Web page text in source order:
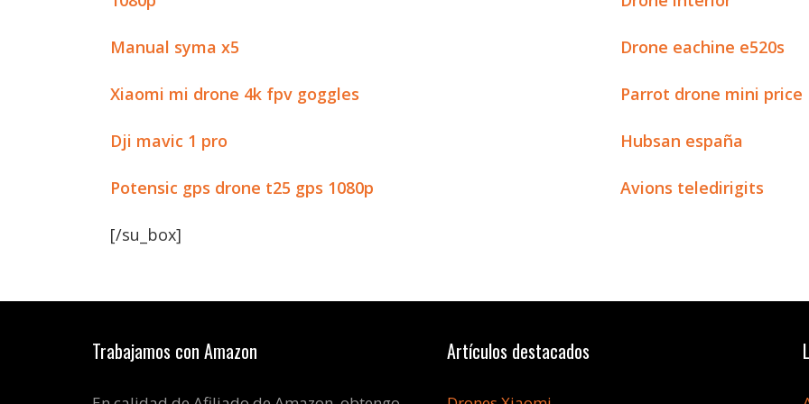
Manual syma x5 Drone eachine e520s
Xiaomi mi drone 4k fpv goggles Parrot drone mini price
Dji mavic 1 pro Hubsan españa
Potensic gps drone t25 gps 1080p Avions teledirigits
[/su_box]
Trabajamos con Amazon Artículos destacados